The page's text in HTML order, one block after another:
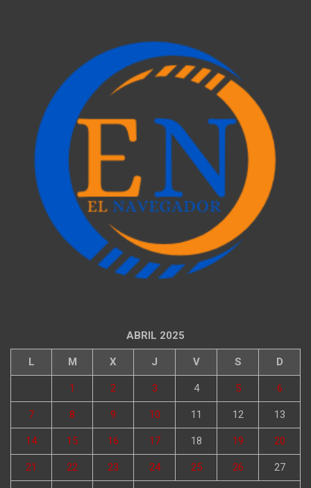
ABRIL 2025
L M X J V S D
1 2 3 4 5 6
7 8 9 10 11 12 13
14 15 16 17 18 19 20
21 22 23 24 25 26 27